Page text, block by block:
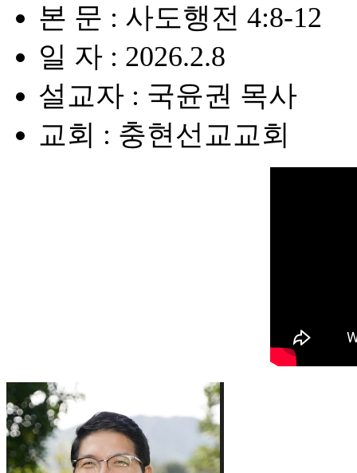
본 문 : 사도행전 4:8-12
일 자 : 2026.2.8
설교자 : 국윤권 목사
교회 : 충현선교교회